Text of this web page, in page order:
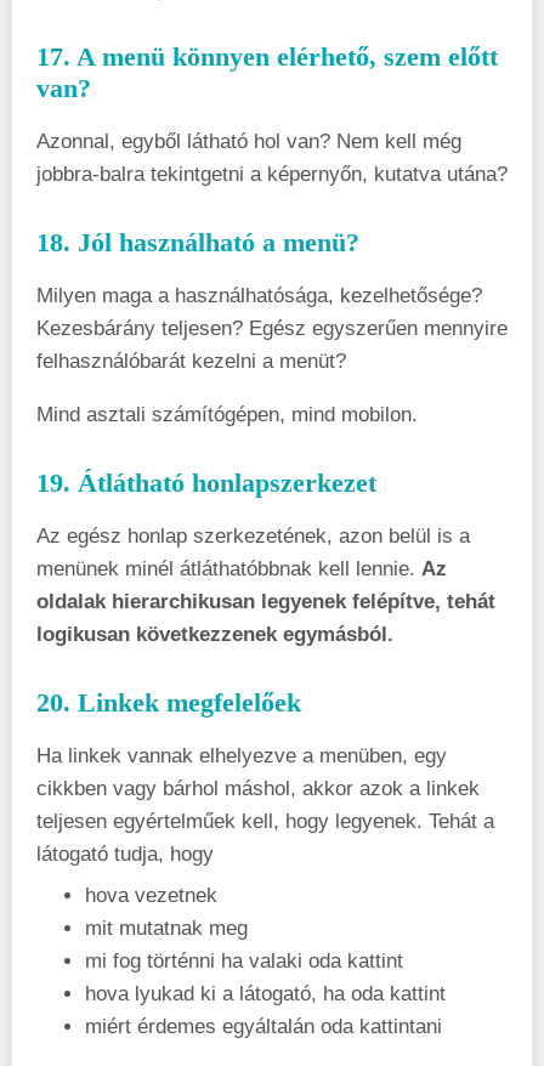
17. A menü könnyen elérhető, szem előtt
van?
Azonnal, egyből látható hol van? Nem kell még
jobbra-balra tekintgetni a képernyőn, kutatva utána?
18. Jól használható a menü?
Milyen maga a használhatósága, kezelhetősége?
Kezesbárány teljesen? Egész egyszerűen mennyire
felhasználóbarát kezelni a menüt?
Mind asztali számítógépen, mind mobilon.
19. Átlátható honlapszerkezet
Az egész honlap szerkezetének, azon belül is a
menünek minél átláthatóbbnak kell lennie. Az
oldalak hierarchikusan legyenek felépítve, tehát
logikusan következzenek egymásból.
20. Linkek megfelelőek
Ha linkek vannak elhelyezve a menüben, egy
cikkben vagy bárhol máshol, akkor azok a linkek
teljesen egyértelműek kell, hogy legyenek. Tehát a
látogató tudja, hogy
hova vezetnek
mit mutatnak meg
mi fog történni ha valaki oda kattint
hova lyukad ki a látogató, ha oda kattint
miért érdemes egyáltalán oda kattintani